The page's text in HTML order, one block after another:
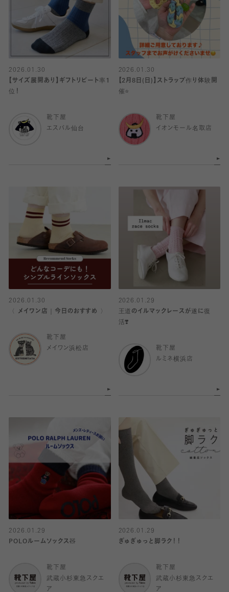
2026.01.30
【サイズ展開あり】ギフトリピート率1
位！
靴下屋
エスパル仙台
2026.01.30
【2月8日(日)】ストラップ作り体験開
催⭐️
靴下屋
イオンモール名取店
2026.01.30
〈 メイワン店｜今日のおすすめ 〉
靴下屋
メイワン浜松店
2026.01.29
王道のイルマックレースが遂に復
活❣️
靴下屋
ルミネ横浜店
2026.01.29
POLOルームソックス🧸
靴下屋
武蔵小杉東急スクエ
ア
2026.01.29
ぎゅぎゅっと脚ラク！！
靴下屋
武蔵小杉東急スクエ
ア